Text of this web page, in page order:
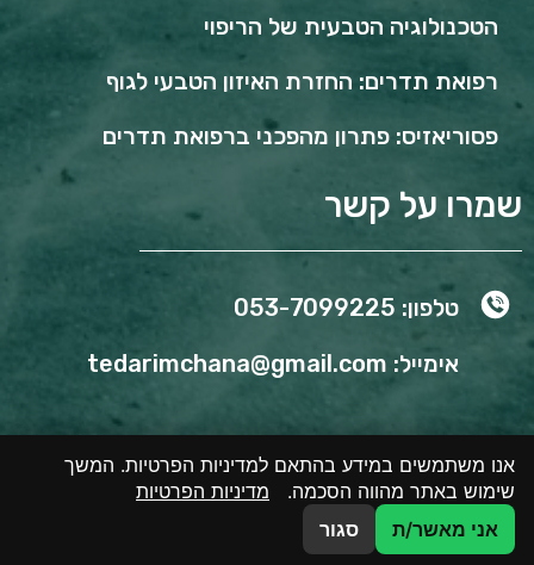
הטכנולוגיה הטבעית של הריפוי
רפואת תדרים: החזרת האיזון הטבעי לגוף
פסוריאזיס: פתרון מהפכני ברפואת תדרים
שמרו על קשר
טלפון: 053-7099225
אימייל: tedarimchana@gmail.com
לשיחת טלפון
אנו משתמשים במידע בהתאם למדיניות הפרטיות. המשך
שימוש באתר מהווה הסכמה. מדיניות הפרטיות
אני מאשר/ת
סגור